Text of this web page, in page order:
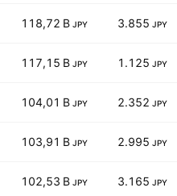
118,72 B JPY 3.855 JPY
117,15 B JPY 1.125 JPY
104,01 B JPY 2.352 JPY
103,91 B JPY 2.995 JPY
102,53 B JPY 3.165 JPY